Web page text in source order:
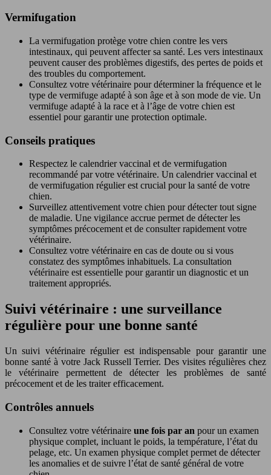
Vermifugation
La vermifugation protège votre chien contre les vers
intestinaux, qui peuvent affecter sa santé. Les vers intestinaux
peuvent causer des problèmes digestifs, des pertes de poids et
des troubles du comportement.
Consultez votre vétérinaire pour déterminer la fréquence et le
type de vermifuge adapté à son âge et à son mode de vie. Un
vermifuge adapté à la race et à l’âge de votre chien est
essentiel pour garantir une protection optimale.
Conseils pratiques
Respectez le calendrier vaccinal et de vermifugation
recommandé par votre vétérinaire. Un calendrier vaccinal et
de vermifugation régulier est crucial pour la santé de votre
chien.
Surveillez attentivement votre chien pour détecter tout signe
de maladie. Une vigilance accrue permet de détecter les
symptômes précocement et de consulter rapidement votre
vétérinaire.
Consultez votre vétérinaire en cas de doute ou si vous
constatez des symptômes inhabituels. La consultation
vétérinaire est essentielle pour garantir un diagnostic et un
traitement appropriés.
Suivi vétérinaire : une surveillance
régulière pour une bonne santé
Un suivi vétérinaire régulier est indispensable pour garantir une
bonne santé à votre Jack Russell Terrier. Des visites régulières chez
le vétérinaire permettent de détecter les problèmes de santé
précocement et de les traiter efficacement.
Contrôles annuels
Consultez votre vétérinaire une fois par an pour un examen
physique complet, incluant le poids, la température, l’état du
pelage, etc. Un examen physique complet permet de détecter
les anomalies et de suivre l’état de santé général de votre